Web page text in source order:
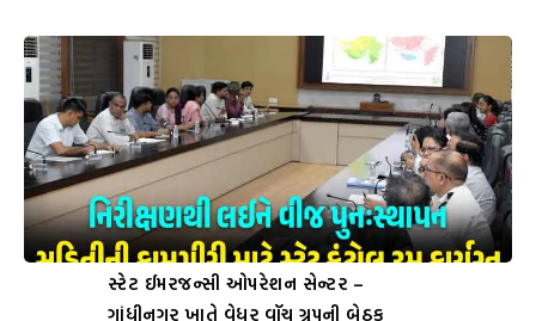
સ્ટેટ ઈમરજન્સી ઓપરેશન સેન્ટર –
ગાંધીનગર ખાતે વેધર વૉચ ગ્રુપની બેઠક